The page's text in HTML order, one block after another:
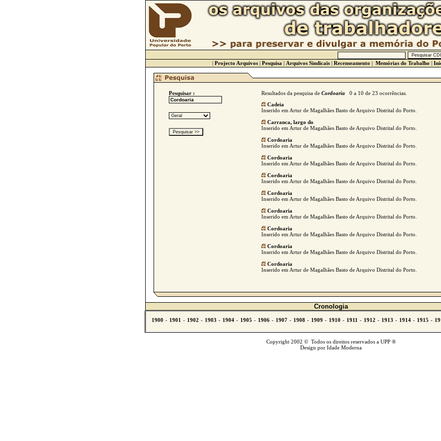
| Projecto Arquivos | Pesquisa | Arquivos Sindicais | Recenseamento | Memórias do Trabalho |
Pesquisar : Resultados da pesquisa de Cordoaria0 a 10 de 23 ocorrências.
Cadeia
Inserido em Artur de Magalhães Basto de Arquivo Distrital do Porto.
Carranca, largo do
Inserido em Artur de Magalhães Basto de Arquivo Distrital do Porto.
Cordoaria
Inserido em Artur de Magalhães Basto de Arquivo Distrital do Porto.
Cordoaria
Inserido em Artur de Magalhães Basto de Arquivo Distrital do Porto.
Cordoaria
Inserido em Artur de Magalhães Basto de Arquivo Distrital do Porto.
Cordoaria
Inserido em Artur de Magalhães Basto de Arquivo Distrital do Porto.
Cordoaria
Inserido em Artur de Magalhães Basto de Arquivo Distrital do Porto.
Cordoaria
Inserido em Artur de Magalhães Basto de Arquivo Distrital do Porto.
Cordoaria
Inserido em Artur de Magalhães Basto de Arquivo Distrital do Porto.
Cordoaria
Inserido em Artur de Magalhães Basto de Arquivo Distrital do Porto.
Cronologia
Copyright 2002 © Todos os direitos reservados a UPP ®
Design por Idade Moderna